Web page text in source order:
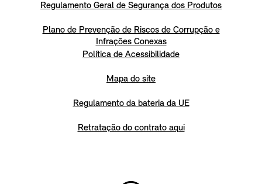
Regulamento Geral de Segurança dos Produtos
Plano de Prevenção de Riscos de Corrupção e
Infrações Conexas
Política de Acessibilidade
Mapa do site
Regulamento da bateria da UE
Retratação do contrato aqui